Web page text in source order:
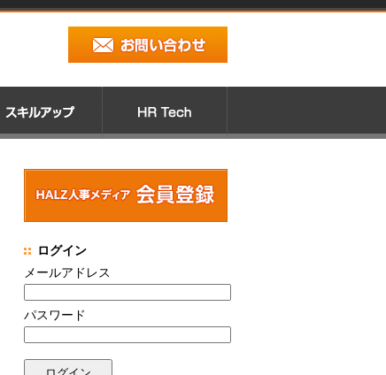
ログイン
メールアドレス
パスワード